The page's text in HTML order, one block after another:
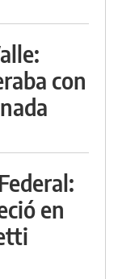
con
en